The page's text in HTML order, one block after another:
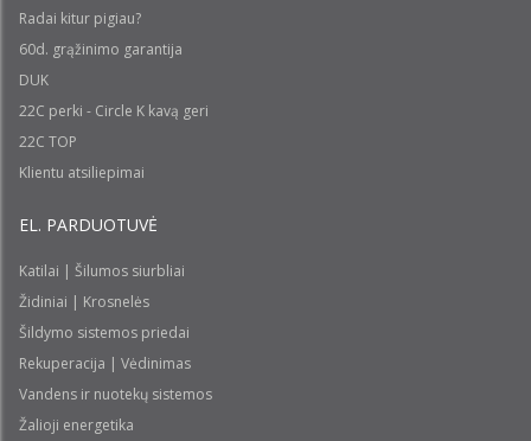
Radai kitur pigiau?
60d. grąžinimo garantija
DUK
22C perki - Circle K kavą geri
22C TOP
Klientu atsiliepimai
EL. PARDUOTUVĖ
Katilai | Šilumos siurbliai
Židiniai | Krosnelės
Šildymo sistemos priedai
Rekuperacija | Vėdinimas
Vandens ir nuotekų sistemos
Žalioji energetika